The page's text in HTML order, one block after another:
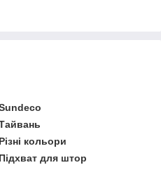
Різні кольори
Підхват для штор